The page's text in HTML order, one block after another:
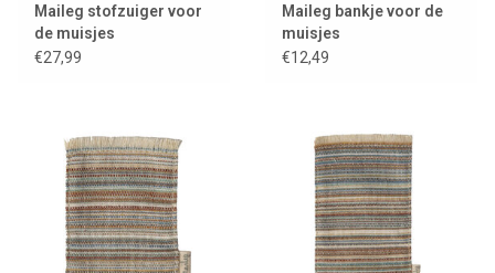
Maileg stofzuiger voor
de muisjes
€27,99
Maileg bankje voor de
muisjes
€12,49